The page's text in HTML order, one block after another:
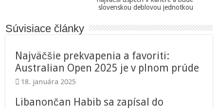
slovenskou deblovou jednotkou
Súvisiace články
Najväčšie prekvapenia a favoriti:
Australian Open 2025 je v plnom prúde
18. januára 2025
Libanončan Habib sa zapísal do